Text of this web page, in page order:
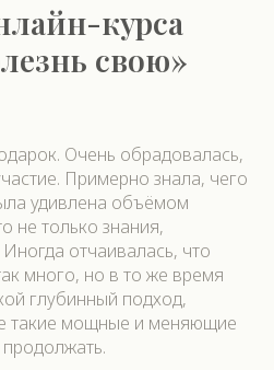
курса
свою»
Очень обрадовалась,
Примерно знала, чего
удивлена объёмом
не только знания,
отчаивалась, что
много, но в то же время
глубинный подход,
такие мощные и меняющие